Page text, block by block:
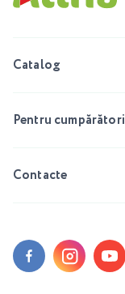
Catalog
Pentru cumpărători
Contacte